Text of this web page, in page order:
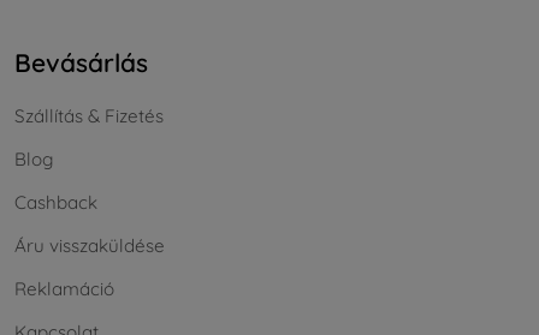
Bevásárlás
Szállítás & Fizetés
Blog
Cashback
Áru visszaküldése
Reklamáció